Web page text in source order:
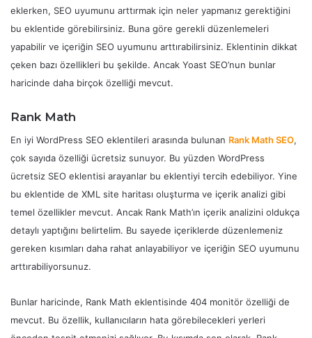
eklerken, SEO uyumunu arttırmak için neler yapmanız gerektiğini
bu eklentide görebilirsiniz. Buna göre gerekli düzenlemeleri
yapabilir ve içeriğin SEO uyumunu arttırabilirsiniz. Eklentinin dikkat
çeken bazı özellikleri bu şekilde. Ancak Yoast SEO’nun bunlar
haricinde daha birçok özelliği mevcut.
Rank Math
En iyi WordPress SEO eklentileri arasında bulunan Rank Math SEO,
çok sayıda özelliği ücretsiz sunuyor. Bu yüzden WordPress
ücretsiz SEO eklentisi arayanlar bu eklentiyi tercih edebiliyor. Yine
bu eklentide de XML site haritası oluşturma ve içerik analizi gibi
temel özellikler mevcut. Ancak Rank Math’ın içerik analizini oldukça
detaylı yaptığını belirtelim. Bu sayede içeriklerde düzenlemeniz
gereken kısımları daha rahat anlayabiliyor ve içeriğin SEO uyumunu
arttırabiliyorsunuz.
Bunlar haricinde, Rank Math eklentisinde 404 monitör özelliği de
mevcut. Bu özellik, kullanıcıların hata görebilecekleri yerleri